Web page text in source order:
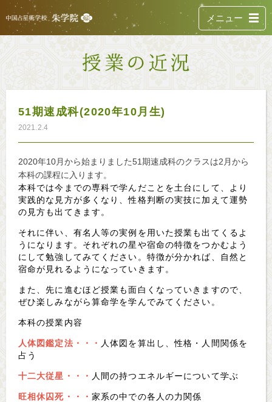
メニュー
51期速成科(2020年10月生)
2021.2.4
2020年10月から始まりました51期速成科のクラスは2月から
本科の課程に入ります。
本科では今までの専科で学んだことを土台にして、より
実践的な見方が多くなり、性格判断の実技に加えて運勢
の見方も出てきます。
それに伴い、有名人等の実例を用いた授業も出てくるよ
うになります。それぞれの星や宿命の特徴をつかむよう
にして勉強してみてください。特徴が分かれば、自然と
宿命が見れるようになっていきます。
また、先に進むほど授業も面白くなっていきますので、
ぜひ楽しみながら算命学を学んでみてください。
本科の授業内容
人体図鑑定法・・・ 人体図を算出し、性格・人間関係を
占う
十二大従星・・・ 人間の持つエネルギーについて学ぶ
旺相休囚死・・・ 家系の中での各人の力関係